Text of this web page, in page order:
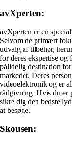
avXperten:
avXperten er en
Selvom de primært
udvalg af tilbehør,
for deres ekspertise
pålidelig destination
markedet. Deres
videoelektronik og er
rådgivning. Hvis du er
sikre dig den bedste
at besøge.
Skousen: